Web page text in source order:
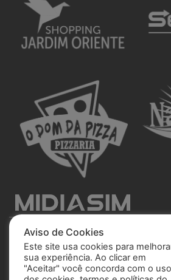
São José Esporte
Aviso de Cookies
Este site usa cookies para
sua experiência. Ao clicar em
"Aceitar" você concorda com o uso